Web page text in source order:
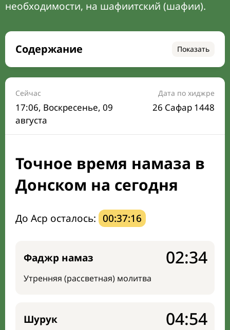
необходимости, на шафиитский (шафии).
Содержание Показать
Время намаза на сегодня
Расписание на месяц
Время Сухура и Ифтара на сегодня
Календарь рамадана
Направление киблы
Сейчас
17:06, Воскресенье, 09
августа
Дата по хиджре
26 Сафар 1448
Точное время намаза в
Донском на сегодня
До Аср осталось: 00:37:15
Фаджр намаз
Утренняя (рассветная) молитва
02:34
Шурук 04:54